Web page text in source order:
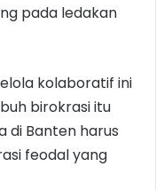
pada ledakan
kolaboratif ini
birokrasi itu
di Banten harus
feodal yang